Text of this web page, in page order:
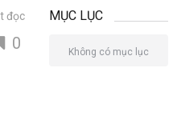
đọc
0
MỤC LỤC
Không có mục lục